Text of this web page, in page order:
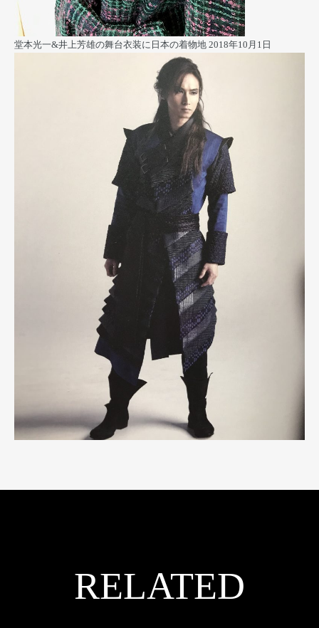
堂本光一&井上芳雄の舞台衣装に日本の着物地 2018年10月1日
RELATED